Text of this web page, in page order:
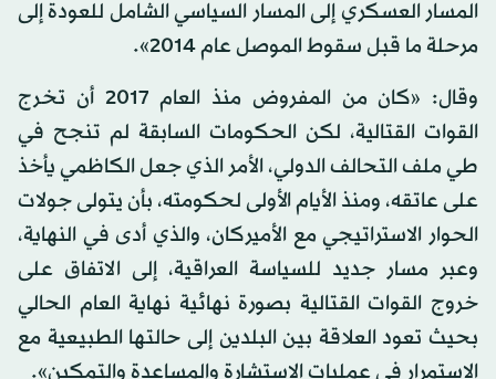
المسار العسكري إلى المسار السياسي الشامل للعودة إلى
مرحلة ما قبل سقوط الموصل عام 2014».
وقال: «كان من المفروض منذ العام 2017 أن تخرج
القوات القتالية، لكن الحكومات السابقة لم تنجح في
طي ملف التحالف الدولي، الأمر الذي جعل الكاظمي يأخذ
على عاتقه، ومنذ الأيام الأولى لحكومته، بأن يتولى جولات
الحوار الاستراتيجي مع الأميركان، والذي أدى في النهاية،
وعبر مسار جديد للسياسة العراقية، إلى الاتفاق على
خروج القوات القتالية بصورة نهائية نهاية العام الحالي
بحيث تعود العلاقة بين البلدين إلى حالتها الطبيعية مع
الاستمرار في عمليات الاستشارة والمساعدة والتمكين».